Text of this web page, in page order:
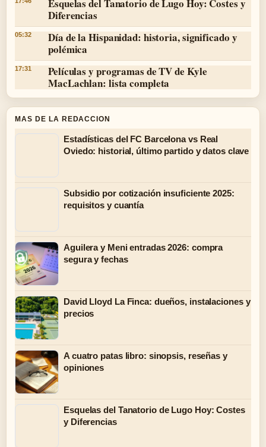
Esquelas del Tanatorio de Lugo Hoy: Costes y
Diferencias
05:32
Día de la Hispanidad: historia, significado y
polémica
17:31
Películas y programas de TV de Kyle
MacLachlan: lista completa
MAS DE LA REDACCION
Estadísticas del FC Barcelona vs Real
Oviedo: historial, último partido y datos clave
Subsidio por cotización insuficiente 2025:
requisitos y cuantía
Aguilera y Meni entradas 2026: compra
segura y fechas
David Lloyd La Finca: dueños, instalaciones y
precios
A cuatro patas libro: sinopsis, reseñas y
opiniones
Esquelas del Tanatorio de Lugo Hoy: Costes
y Diferencias